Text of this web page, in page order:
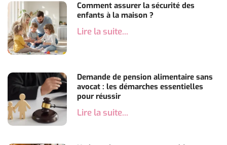
Comment assurer la sécurité des
enfants à la maison ?
Lire la suite...
Demande de pension alimentaire sans
avocat : les démarches essentielles
pour réussir
Lire la suite...